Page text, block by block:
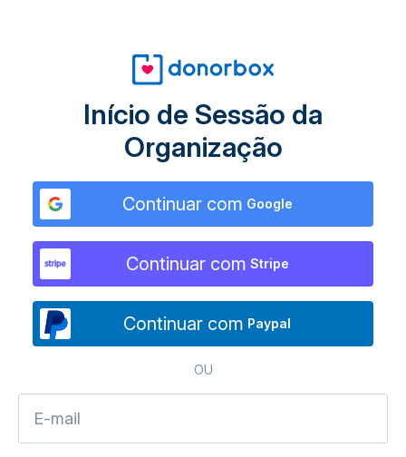
Início de Sessão da
Organização
Continuar com Google
Continuar com Stripe
Continuar com Paypal
OU